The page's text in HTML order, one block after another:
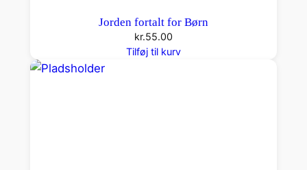
Jorden fortalt for Børn
kr.55.00
Tilføj til kurv